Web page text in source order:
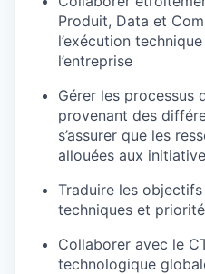
Produit, Data et
l’exécution
l’entreprise
Gérer les processus
provenant des
s’assurer que les
allouées aux
Traduire les
techniques et
Collaborer avec le
technologique